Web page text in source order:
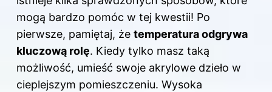
mogą bardzo pomóc w tej kwestii! Po
pierwsze, pamiętaj, że temperatura odgrywa
kluczową rolę. Kiedy tylko masz taką
możliwość, umieść swoje akrylowe dzieło w
cieplejszym pomieszczeniu. Wysoka